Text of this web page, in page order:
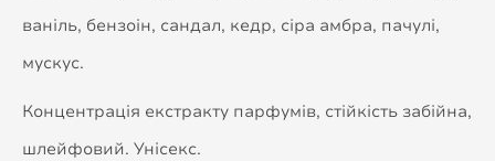
ваніль, бензоін, сандал, кедр, сіра амбра, пачулі,
мускус.
Концентрація екстракту парфумів, стійкість забійна,
шлейфовий. Унісекс.